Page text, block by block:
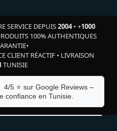
SERVICE DEPUIS2004• +1000
100% AUTHENTIQUES
•
CLIENT RÉACTIF • LIVRAISON
TUNISIE
4/5 ⭐ sur Google Reviews –
confiance en Tunisie.